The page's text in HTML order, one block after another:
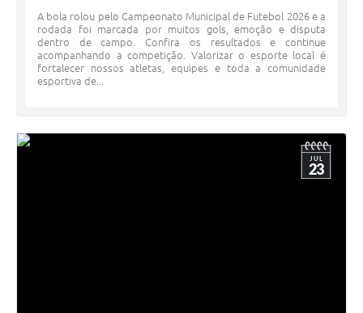
A bola rolou pelo Campeonato Municipal de Futebol 2026 e a
rodada foi marcada por muitos gols, emoção e disputa
dentro de campo. Confira os resultados e continue
acompanhando a competição. Valorizar o esporte local é
fortalecer nossos atletas, equipes e toda a comunidade
esportiva de...
JUL
23